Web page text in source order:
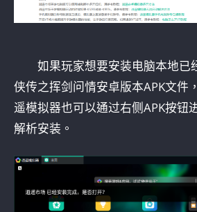
如果玩家想要安装电脑本地已
侠传之挥剑问情安卓版本APK文件
遥模拟器也可以通过右侧APK按钮
解析安装。